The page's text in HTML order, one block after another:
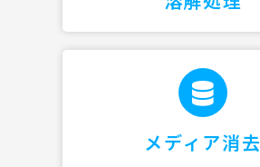
メディア消去